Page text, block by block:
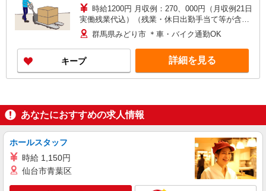
時給1200円 月収例：270、000円（月収例21日
実働残業代込）（残業・休日出勤手当て等が含ま
れています） 交通費全額支給
群馬県みどり市 ＊車・バイク通勤OK
キープ 詳細を見る
あなたにおすすめの求人情報
ホールスタッフ
時給 1,150円
仙台市青葉区